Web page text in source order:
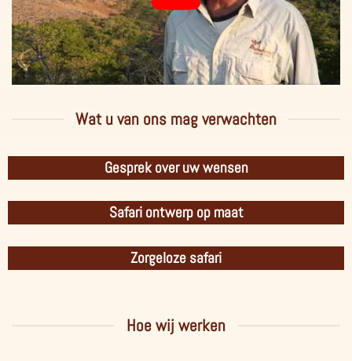
Wat u van ons mag verwachten
Gesprek over uw wensen
Safari ontwerp op maat
Zorgeloze safari
Hoe wij werken